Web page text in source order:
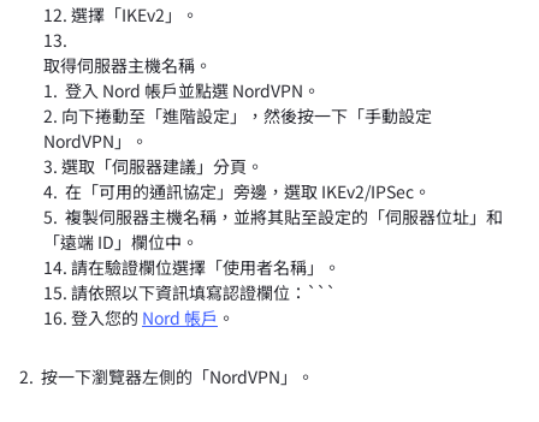
選擇「IKEv2」。
取得伺服器主機名稱。
1. 登入 Nord 帳戶並點選 NordVPN。
2. 向下捲動至「進階設定」，然後按一下「手動設定
NordVPN」。
3. 選取「伺服器建議」分頁。
4. 在「可用的通訊協定」旁邊，選取 IKEv2/IPSec。
5. 複製伺服器主機名稱，並將其貼至設定的「伺服器位址」和
「遠端 ID」欄位中。
請在驗證欄位選擇「使用者名稱」。
請依照以下資訊填寫認證欄位：```
登入您的 Nord 帳戶 。
2. 按一下瀏覽器左側的「NordVPN」。